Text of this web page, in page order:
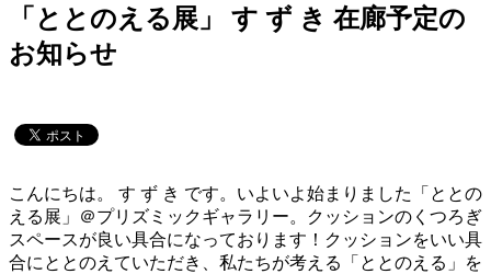
「ととのえる展」 す ず き 在廊予定の
お知らせ
こんにちは。 す ず き です。いよいよ始まりました「ととの
える展」＠プリズミックギャラリー。クッションのくつろぎ
スペースが良い具合になっております！クッションをいい具
合にととのえていただき、私たちが考える「ととのえる」を